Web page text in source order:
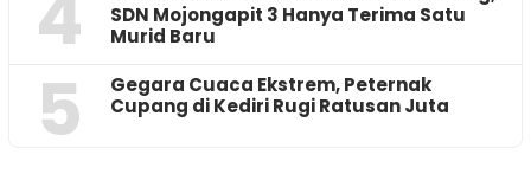
SDN Mojongapit 3 Hanya Terima Satu
Murid Baru
5
‎Gegara Cuaca Ekstrem, Peternak
Cupang di Kediri Rugi Ratusan Juta